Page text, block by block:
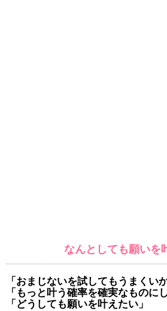
なんとしても願いを
「おまじないを試してもうまくい
「もっと叶う確率を確実なものに
「どうしても願いを叶えたい」